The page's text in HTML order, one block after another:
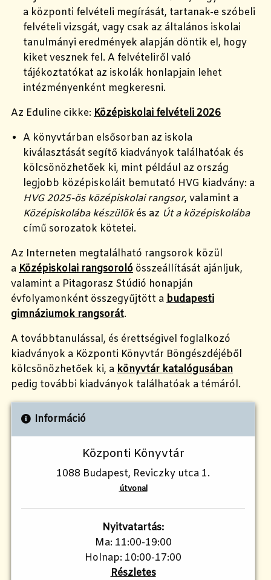
a központi felvételi megírását, tartanak-e szóbeli
felvételi vizsgát, vagy csak az általános iskolai
tanulmányi eredmények alapján döntik el, hogy
kiket vesznek fel. A felvételiről való
tájékoztatókat az iskolák honlapjain lehet
intézményenként megkeresni.
Az Eduline cikke: Középiskolai felvételi 2026
A könyvtárban elsősorban az iskola
kiválasztását segítő kiadványok találhatóak és
kölcsönözhetőek ki, mint például az ország
legjobb középiskoláit bemutató HVG kiadvány: a
HVG 2025-ös középiskolai rangsor, valamint a
Középiskolába készülökés az Út a középiskolába
című sorozatok kötetei.
Az Interneten megtalálható rangsorok közül
a Középiskolai rangsoroló összeállítását ajánljuk,
valamint a Pitagorasz Stúdió honapján
évfolyamonként összegyűjtött a budapesti
gimnáziumok rangsorát.
A továbbtanulással, és érettségivel foglalkozó
kiadványok a Központi Könyvtár Böngészdéjéből
kölcsönözhetőek ki, a könyvtár katalógusában
pedig további kiadványok találhatóak a témáról.
Információ
Központi Könyvtár
1088 Budapest, Reviczky utca 1.
útvonal
Nyitvatartás:
Ma: 11:00-19:00
Holnap: 10:00-17:00
Részletes